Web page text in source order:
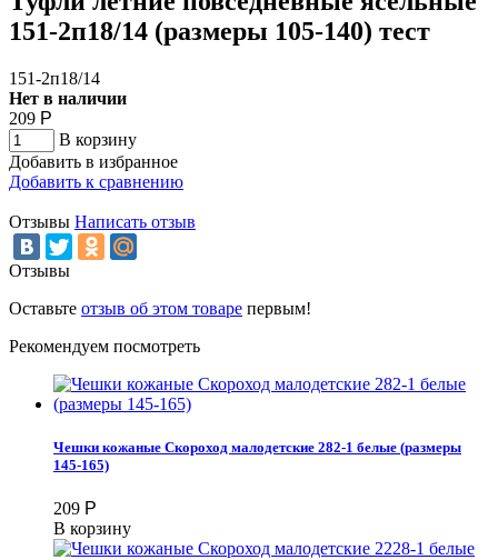
151-2п18/14 (размеры 105-140) тест
151-2п18/14
Нет в наличии
209 Р
В корзину
Добавить в избранное
Добавить к сравнению
Отзывы Написать отзыв
Отзывы
Оставьте отзыв об этом товаре первым!
Рекомендуем посмотреть
Чешки кожаные Скороход малодетские 282-1 белые (размеры
145-165)
209 Р
В корзину